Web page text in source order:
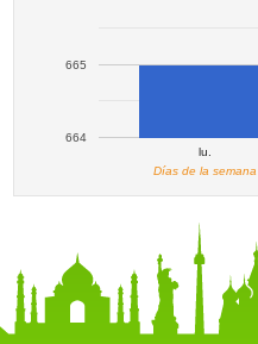
lu.
664
665
Días de la semana